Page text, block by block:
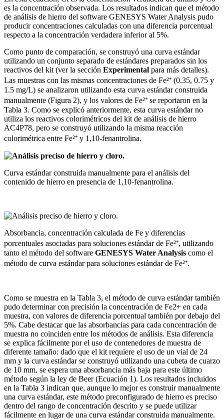
es la concentración observada. Los resultados indican que el método
de análisis de hierro del software GENESYS Water Analysis pudo
producir concentraciones calculadas con una diferencia porcentual
respecto a la concentración verdadera inferior al 5%.
Como punto de comparación, se construyó una curva estándar
utilizando un conjunto separado de estándares preparados sin los
reactivos del kit (ver la sección Experimental para más detalles).
Las muestras con las mismas concentraciones de Fe²⁺ (0.35, 0.75 y
1.5 mg/L) se analizaron utilizando esta curva estándar construida
manualmente (Figura 2), y los valores de Fe²⁺ se reportaron en la
Tabla 3. Como se explicó anteriormente, esta curva estándar no
utiliza los reactivos colorimétricos del kit de análisis de hierro
AC4P78, pero se construyó utilizando la misma reacción
colorimétrica entre Fe²⁺ y 1,10-fenantrolina.
Curva estándar construida manualmente para el análisis del
contenido de hierro en presencia de 1,10-fenantrolina.
Absorbancia, concentración calculada de Fe y diferencias
porcentuales asociadas para soluciones estándar de Fe²⁺, utilizando
tanto el método del software GENESYS Water Analysis como el
método de curva estándar para soluciones estándar de Fe²⁺.
Como se muestra en la Tabla 3, el método de curva estándar también
pudo determinar con precisión la concentración de Fe2+ en cada
muestra, con valores de diferencia porcentual también por debajo del
5%. Cabe destacar que las absorbancias para cada concentración de
muestra no coinciden entre los métodos de análisis. Esta diferencia
se explica fácilmente por el uso de contenedores de muestra de
diferente tamaño: dado que el kit requiere el uso de un vial de 24
mm y la curva estándar se construyó utilizando una cubeta de cuarzo
de 10 mm, se espera una absorbancia más baja para este último
método según la ley de Beer (Ecuación 1). Los resultados incluidos
en la Tabla 3 indican que, aunque lo mejor es construir manualmente
una curva estándar, este método preconfigurado de hierro es preciso
dentro del rango de concentración descrito y se puede utilizar
fácilmente en lugar de una curva estándar construida manualmente.